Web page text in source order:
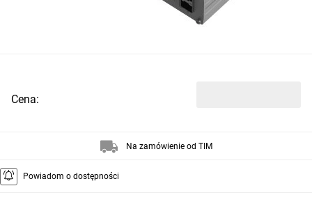
Cena:
Na zamówienie od TIM
Powiadom o dostępności